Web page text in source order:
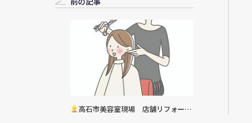
高石市美容室現場 店舗リフォーム